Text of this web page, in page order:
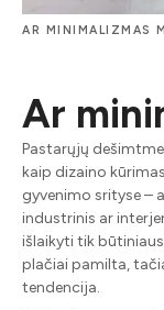
AR MINIMALIZMAS
Ar
Pastarųjų
kaip dizaino
gyvenimo srityse –
industrinis ar
išlaikyti tik
plačiai pamilta,
tendencija.